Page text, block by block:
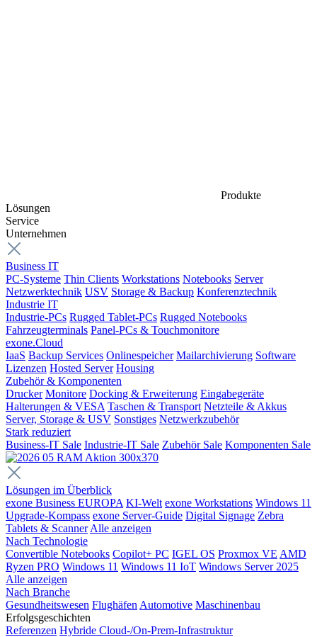
Produkte
Lösungen
Service
Unternehmen
Business IT
PC-Systeme Thin Clients Workstations Notebooks Server
Netzwerktechnik USV Storage & Backup Konferenztechnik
Industrie IT
Industrie-PCs Rugged Tablet-PCs Rugged Notebooks
Fahrzeugterminals Panel-PCs & Touchmonitore
exone.Cloud
IaaS Backup Services Onlinespeicher Mailarchivierung Software
Lizenzen Hosted Server Housing
Zubehör & Komponenten
Drucker Monitore Docking & Erweiterung Eingabegeräte
Halterungen & VESA Taschen & Transport Netzteile & Akkus
Server, Storage & USV Sonstiges Netzwerkzubehör
Stark reduziert
Business-IT Sale Industrie-IT Sale Zubehör Sale Komponenten Sale
Lösungen im Überblick
exone Business EUROPA KI-Welt exone Workstations Windows 11
Upgrade-Kompass exone Server-Guide Digital Signage Zebra
Tablets & Scanner Alle anzeigen
Nach Technologie
Convertible Notebooks Copilot+ PC IGEL OS Proxmox VE AMD
Ryzen PRO Windows 11 Windows 11 IoT Windows Server 2025
Alle anzeigen
Nach Branche
Gesundheitswesen Flughäfen Automotive Maschinenbau
Erfolgsgeschichten
Referenzen Hybride Cloud-/On-Prem-Infrastruktur